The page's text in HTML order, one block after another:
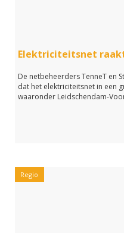
Elektriciteitsnet
De netbeheerders TenneT en
dat het elektriciteitsnet in een
waaronder Leidschendam-
Regio